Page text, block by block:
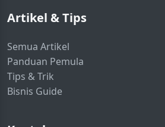
Artikel & Tips
Semua Artikel
Panduan Pemula
Tips & Trik
Bisnis Guide